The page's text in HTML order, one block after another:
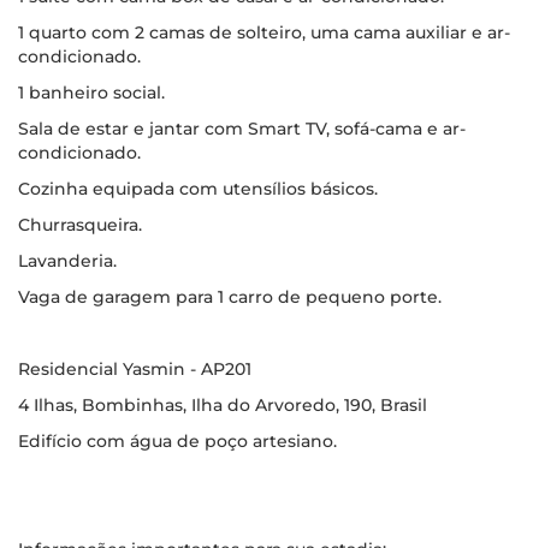
1 quarto com 2 camas de solteiro, uma cama auxiliar e ar-
condicionado.
1 banheiro social.
Sala de estar e jantar com Smart TV, sofá-cama e ar-
condicionado.
Cozinha equipada com utensílios básicos.
Churrasqueira.
Lavanderia.
Vaga de garagem para 1 carro de pequeno porte.
Residencial Yasmin - AP201
4 Ilhas, Bombinhas, Ilha do Arvoredo, 190, Brasil
Edifício com água de poço artesiano.